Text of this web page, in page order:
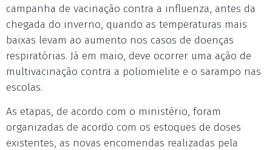
campanha de vacinação contra a influenza, antes da
chegada do inverno, quando as temperaturas mais
baixas levam ao aumento nos casos de doenças
respiratórias. Já em maio, deve ocorrer uma ação de
multivacinação contra a poliomielite e o sarampo nas
escolas.
As etapas, de acordo com o ministério, foram
organizadas de acordo com os estoques de doses
existentes, as novas encomendas realizadas pela